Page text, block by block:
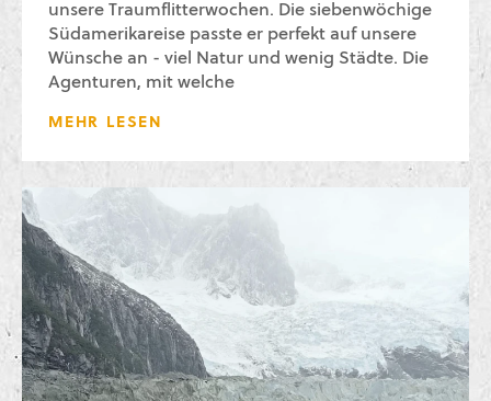
unsere Traumflitterwochen. Die siebenwöchige
Südamerikareise passte er perfekt auf unsere
Wünsche an - viel Natur und wenig Städte. Die
Agenturen, mit welche
MEHR LESEN